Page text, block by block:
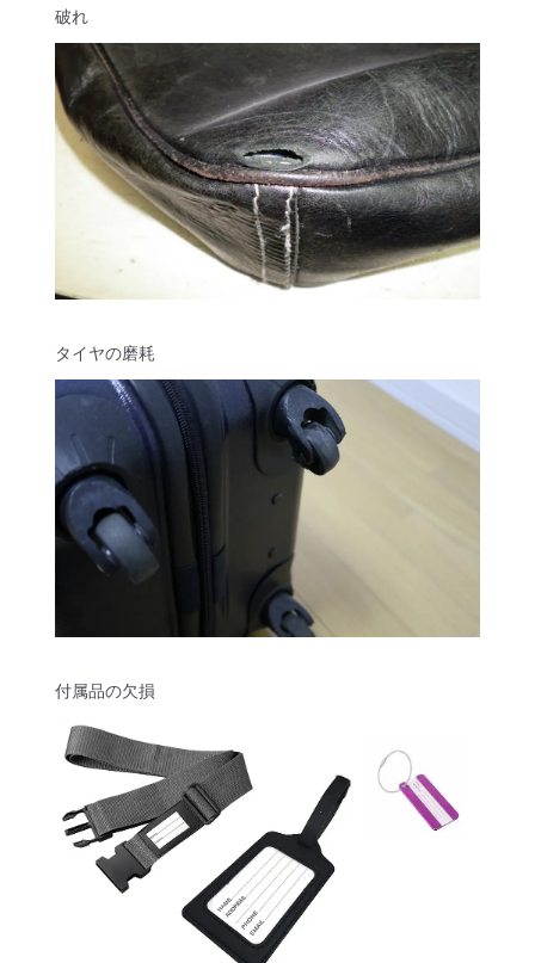
破れ
タイヤの磨耗
付属品の欠損